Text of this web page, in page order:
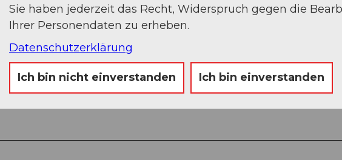
Sie haben jederzeit das Recht, Widerspruch gegen die
Ihrer Personendaten zu erheben.
Datenschutzerklärung
Ich bin nicht einverstanden Ich bin einverstanden